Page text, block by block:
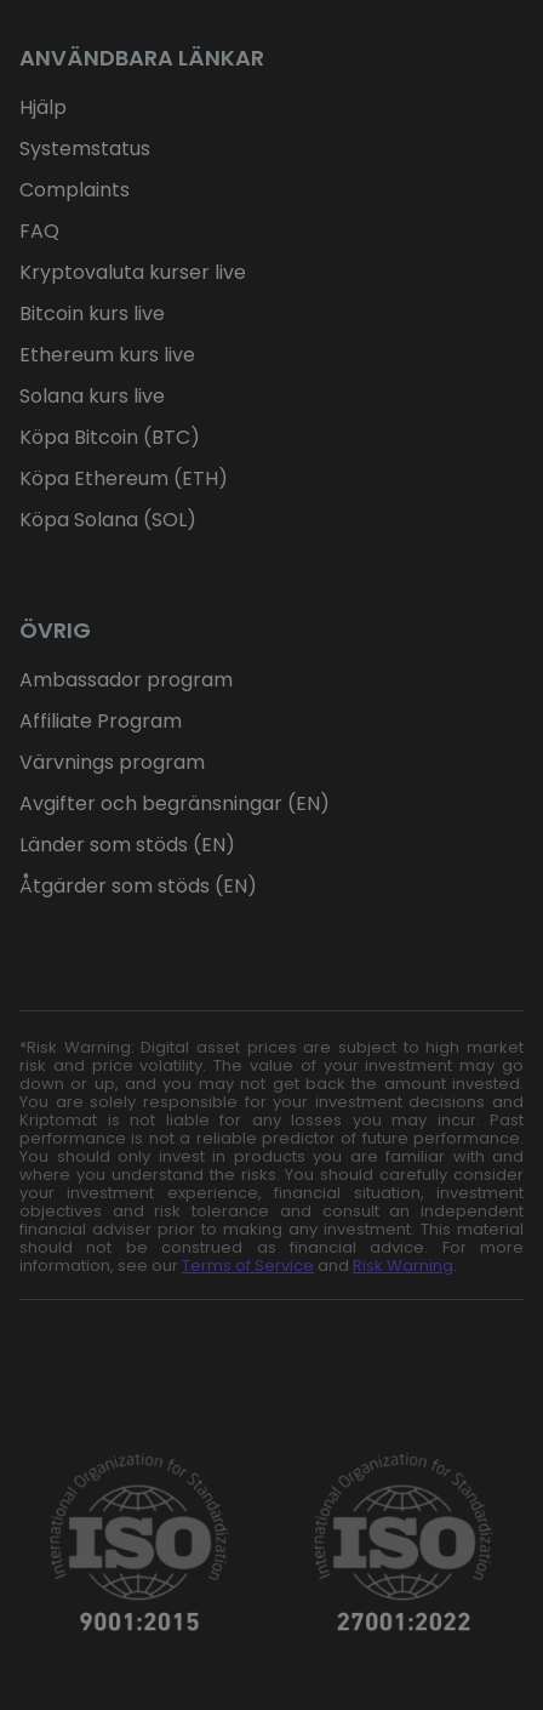
ANVÄNDBARA LÄNKAR
Hjälp
Systemstatus
Complaints
FAQ
Kryptovaluta kurser live
Bitcoin kurs live
Ethereum kurs live
Solana kurs live
Köpa Bitcoin (BTC)
Köpa Ethereum (ETH)
Köpa Solana (SOL)
ÖVRIG
Ambassador program
Affiliate Program
Värvnings program
Avgifter och begränsningar (EN)
Länder som stöds (EN)
Åtgärder som stöds (EN)
*Risk Warning: Digital asset prices are subject to high market
risk and price volatility. The value of your investment may go
down or up, and you may not get back the amount invested.
You are solely responsible for your investment decisions and
Kriptomat is not liable for any losses you may incur. Past
performance is not a reliable predictor of future performance.
You should only invest in products you are familiar with and
where you understand the risks. You should carefully consider
your investment experience, financial situation, investment
objectives and risk tolerance and consult an independent
financial adviser prior to making any investment. This material
should not be construed as financial advice. For more
information, see our Terms of Service and Risk Warning.